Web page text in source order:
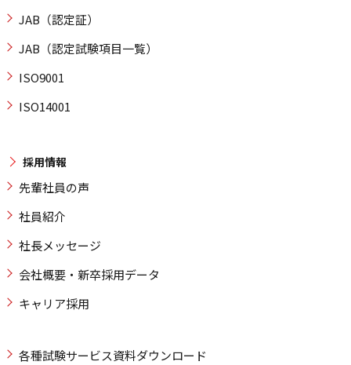
JAB（認定証）
JAB（認定試験項目一覧）
ISO9001
ISO14001
採用情報
先輩社員の声
社員紹介
社長メッセージ
会社概要・新卒採用データ
キャリア採用
各種試験サービス資料ダウンロード